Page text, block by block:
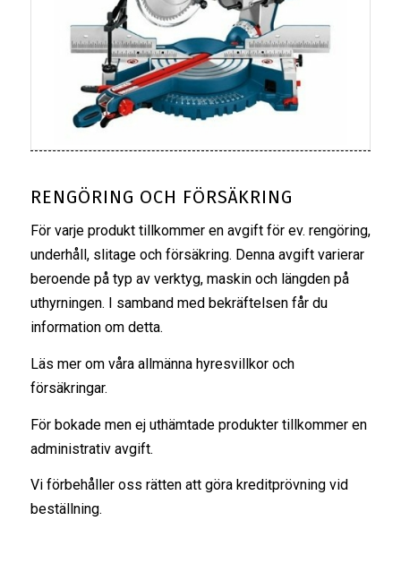
RENGÖRING OCH FÖRSÄKRING
För varje produkt tillkommer en avgift för ev. rengöring,
underhåll, slitage och försäkring. Denna avgift varierar
beroende på typ av verktyg, maskin och längden på
uthyrningen. I samband med bekräftelsen får du
information om detta.
Läs mer om våra allmänna hyresvillkoroch
försäkringar.
För bokade men ej uthämtade produkter tillkommer en
administrativ avgift.
Vi förbehåller oss rätten att göra kreditprövning vid
beställning.